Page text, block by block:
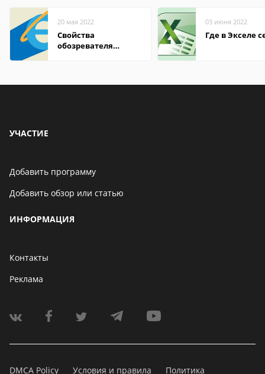
20 мая 2022
Свойства
обозревателя
03 июня 2022
Где в Экселе
УЧАСТИЕ
Добавить программу
Добавить обзор или статью
ИНФОРМАЦИЯ
Контакты
Реклама
DMCA Policy Условия и правила Политика